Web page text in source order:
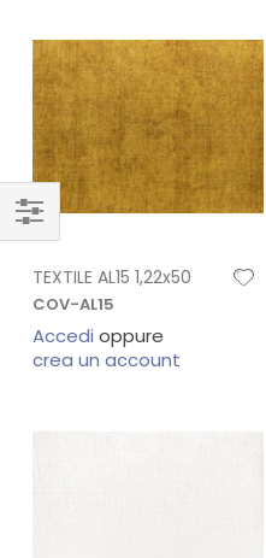
TEXTILE AL15 1,22x50
COV-AL15
Accedi oppure
crea un account